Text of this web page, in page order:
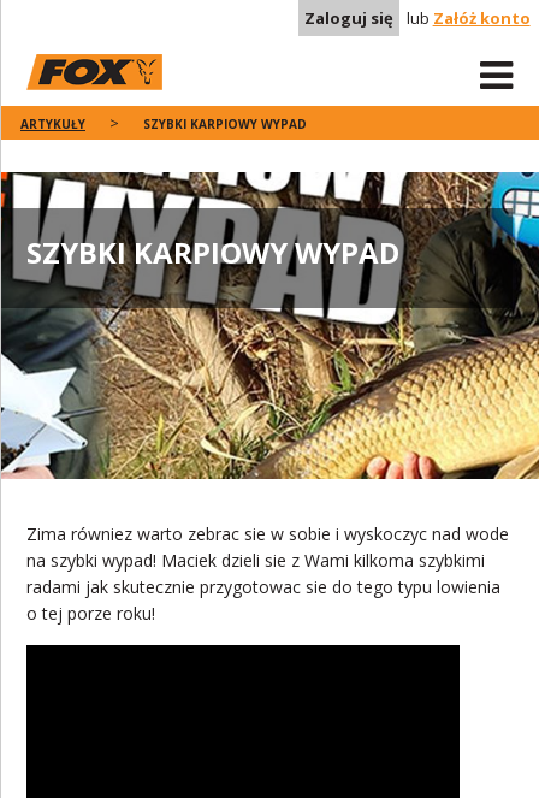
Zaloguj się lub Załóż konto
ARTYKUŁY SZYBKI KARPIOWY WYPAD
SZYBKI KARPIOWY WYPAD
Zima równiez warto zebrac sie w sobie i wyskoczyc nad wode
na szybki wypad! Maciek dzieli sie z Wami kilkoma szybkimi
radami jak skutecznie przygotowac sie do tego typu lowienia
o tej porze roku!